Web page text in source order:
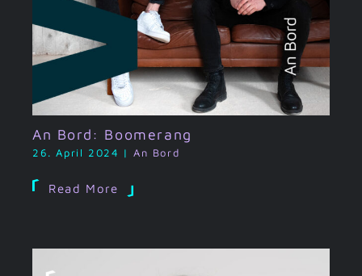
An Bord: Boomerang
26. April 2024 | An Bord
Read More